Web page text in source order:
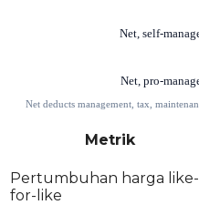
Metrik
Pertumbuhan harga like-
for-like